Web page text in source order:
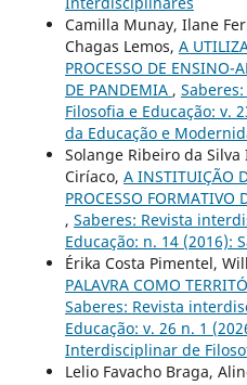
Camilla Munay, Ilane
Chagas Lemos, A
PROCESSO DE ENSINO-
DE PANDEMIA ,
Filosofia e Educação: v.
da Educação e
Solange Ribeiro da
Ciríaco, A INSTITUIÇÃO
PROCESSO FORMATIVO
, Saberes: Revista
Educação: n. 14 (2016):
Érika Costa Pimentel,
PALAVRA COMO
Saberes: Revista
Educação: v. 26 n. 1
Interdisciplinar de
Lelio Favacho Braga,